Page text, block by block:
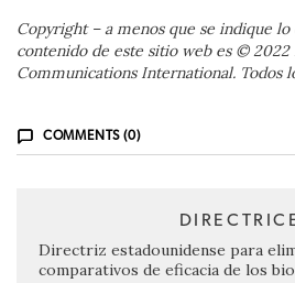
Copyright – a menos que se indique
contenido de este sitio web es © 2022
Communications International. Todos
COMMENTS (0)
Directriz estadounidense para
comparativos de eficacia de los